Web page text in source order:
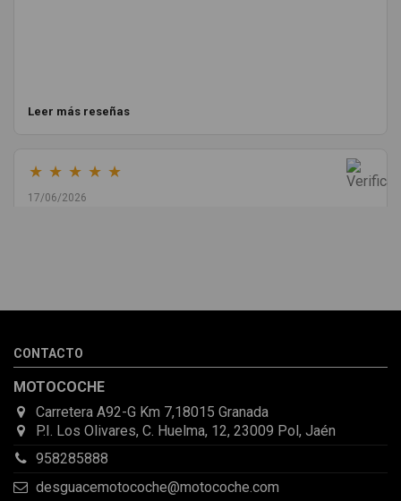
Leer más reseñas
★ ★ ★ ★ ★
17/06/2026
la pieza llegó correcta y bien embalada, además de llegarme 2
CONTACTO
MOTOCOCHE
Carretera A92-G Km 7,18015 Granada
P.I. Los Olivares, C. Huelma, 12, 23009 Pol, Jaén
958285888
desguacemotocoche@motocoche.com